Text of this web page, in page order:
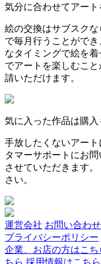
気分に合わせてアート
絵の交換はサブスク
で毎月行うことがで
なタイミングで絵を
でアートを楽しむこ
請いただけます。
気に入った作品は購入
手放したくないアー
タマーサポートにお
させていただきます
さい。
運営会社 お問い合わせ
プライバシーポリシー
企業、お店の方はこ
ちら 採用情報はこちら